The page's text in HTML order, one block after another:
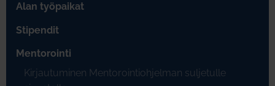
Alan työpaikat
Stipendit
Mentorointi
Kirjautuminen Mentorointiohjelman suljetulle